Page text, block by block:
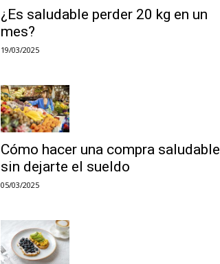
¿Es saludable perder 20 kg en un
mes?
19/03/2025
Cómo hacer una compra saludable
sin dejarte el sueldo
05/03/2025